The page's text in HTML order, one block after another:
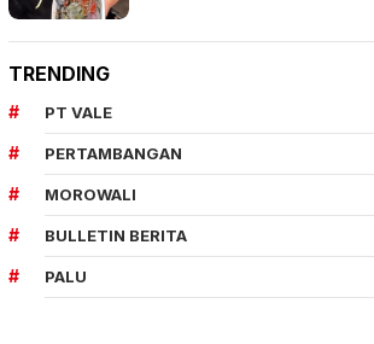
TRENDING
PT VALE
PERTAMBANGAN
MOROWALI
BULLETIN BERITA
PALU